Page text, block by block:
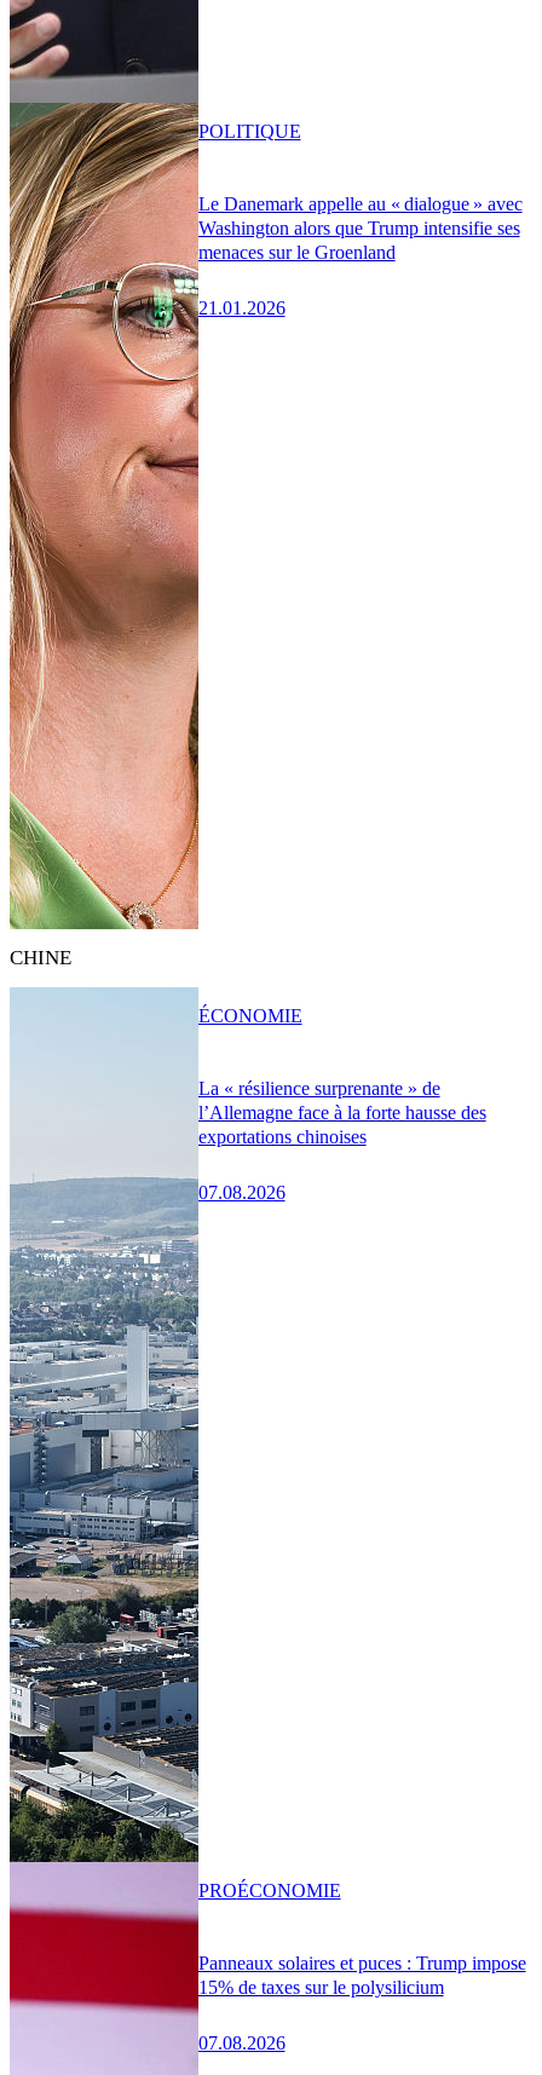
Le Danemark appelle au « dialogue » avec
Washington alors que Trump intensifie ses
menaces sur le Groenland
21.01.2026
POLITIQUE
CHINE
La « résilience surprenante » de
l’Allemagne face à la forte hausse des
exportations chinoises
07.08.2026
ÉCONOMIE
Panneaux solaires et puces : Trump impose
15% de taxes sur le polysilicium
07.08.2026
PROÉCONOMIE